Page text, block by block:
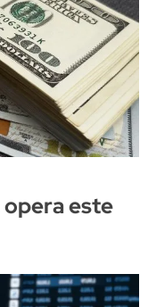
opera este